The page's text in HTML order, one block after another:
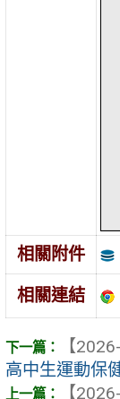
相關附件
相關連結
【
高中生運動保
【